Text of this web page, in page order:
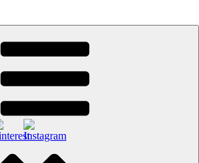
um das Thema Kinderbücher und